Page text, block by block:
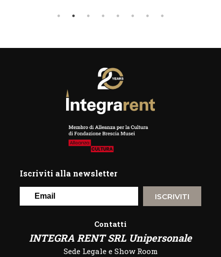
Iscriviti alla newsletter
ISCRIVITI
Contatti
INTEGRA RENT SRL Unipersonale
Sede Legale e Show Room